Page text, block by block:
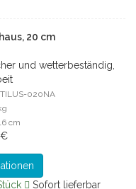
20 cm
und wetterbeständig,
020NA
cm
Sofort lieferbar